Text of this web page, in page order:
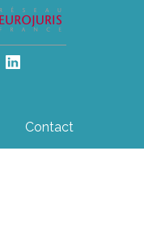
Contact